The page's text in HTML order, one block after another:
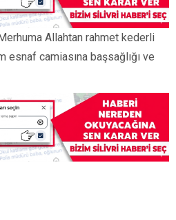
Allahtan rahmet kederli
camiasına başsağlığı ve